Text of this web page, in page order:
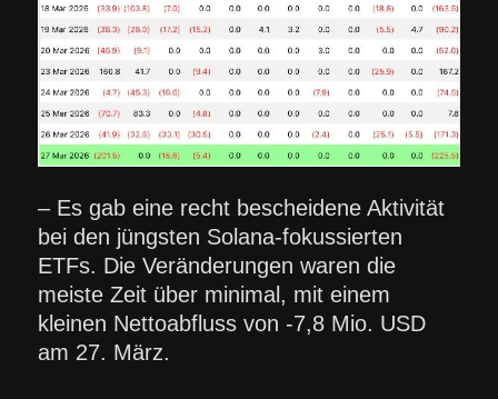
– Es gab eine recht bescheidene Aktivität
bei den jüngsten Solana-fokussierten
ETFs. Die Veränderungen waren die
meiste Zeit über minimal, mit einem
kleinen Nettoabfluss von -7,8 Mio. USD
am 27. März.